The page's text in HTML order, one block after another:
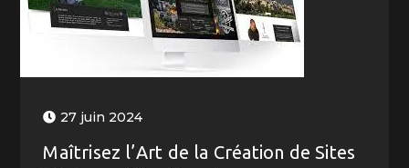
27 juin 2024
Maîtrisez l’Art de la Création de Sites